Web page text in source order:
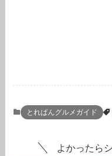
とれぱんグルメガイド
よかったら